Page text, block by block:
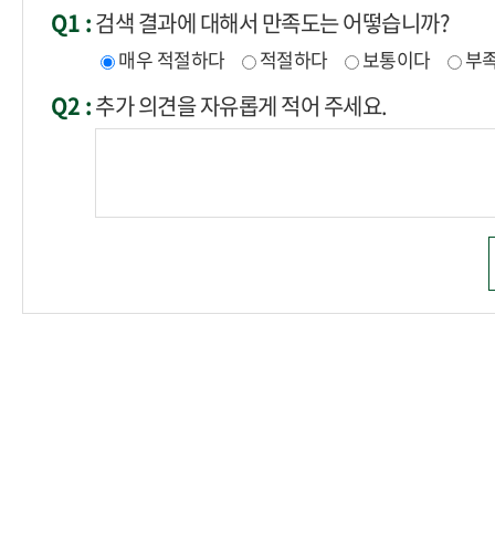
Q1 :검색 결과에 대해서 만족도는 어떻습니까?
매우 적절하다 적절하다 보통이다 부
Q2 :추가 의견을 자유롭게 적어 주세요.